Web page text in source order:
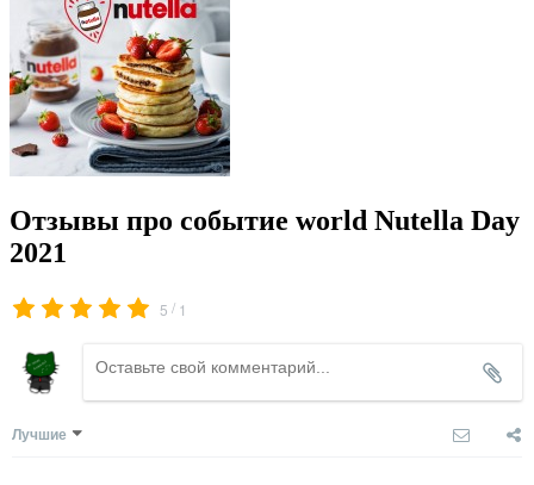
Отзывы про событие world Nutella Day
2021
5 / 1
Лучшие